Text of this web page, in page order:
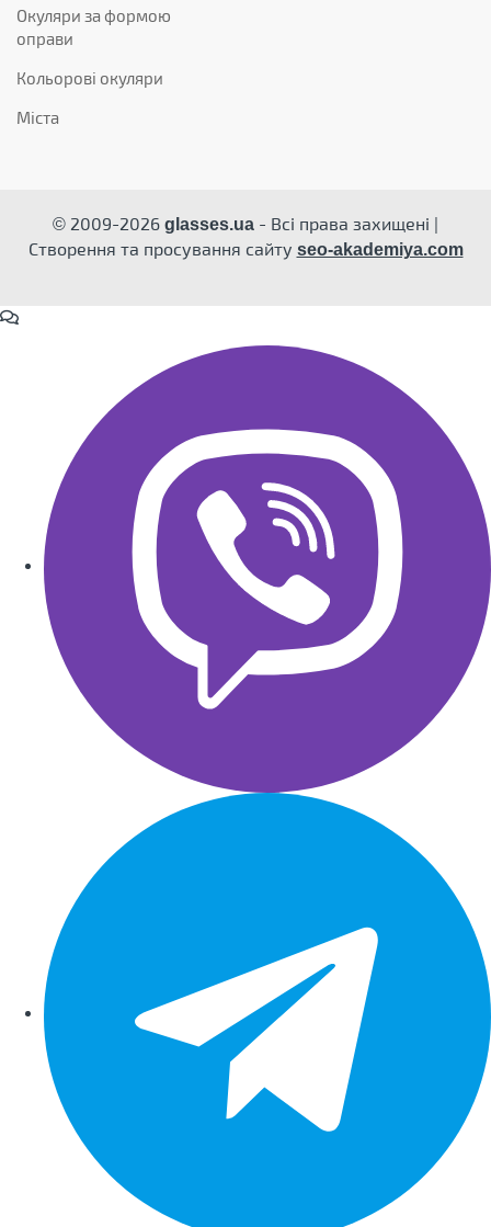
Окуляри за формою
оправи
Кольорові окуляри
Міста
© 2009-2026 glasses.ua - Всі права захищені |
Створення та просування сайту seo-akademiya.com